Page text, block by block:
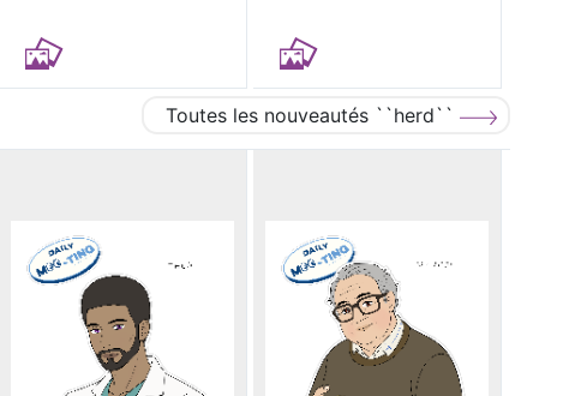
Toutes les nouveautés ``herd``